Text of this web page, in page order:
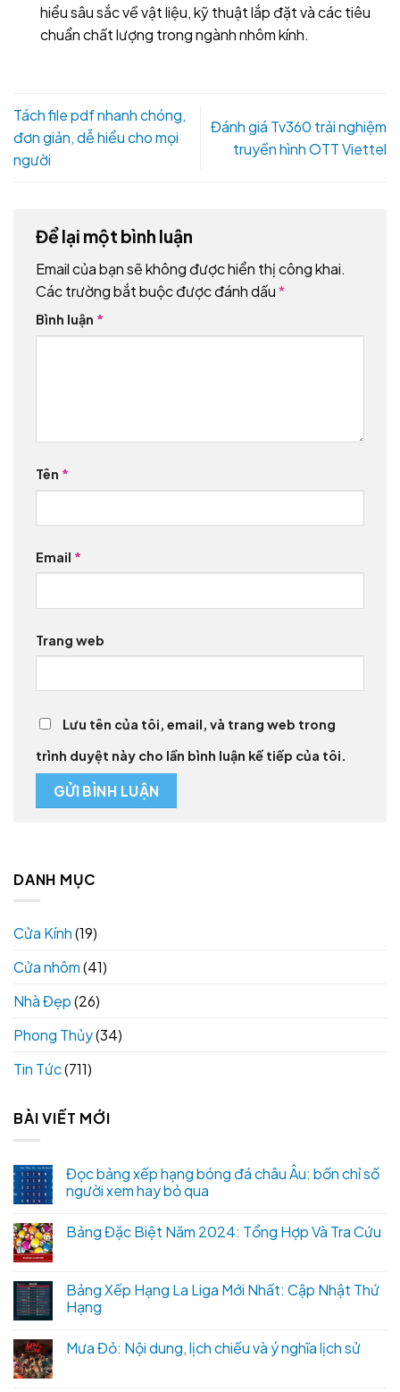
hiểu sâu sắc về vật liệu, kỹ thuật lắp đặt và các tiêu
chuẩn chất lượng trong ngành nhôm kính.
Tách file pdf nhanh chóng,
đơn giản, dễ hiểu cho mọi
người
Đánh giá Tv360 trải nghiệm
truyền hình OTT Viettel
Để lại một bình luận
Email của bạn sẽ không được hiển thị công khai.
Các trường bắt buộc được đánh dấu*
Bình luận *
Tên *
Email *
Trang web
Lưu tên của tôi, email, và trang web trong
trình duyệt này cho lần bình luận kế tiếp của tôi.
DANH MỤC
Cửa Kính(19)
Cửa nhôm(41)
Nhà Đẹp(26)
Phong Thủy(34)
Tin Tức(711)
BÀI VIẾT MỚI
Đọc bảng xếp hạng bóng đá châu Âu: bốn chỉ số
người xem hay bỏ qua
Bảng Đặc Biệt Năm 2024: Tổng Hợp Và Tra Cứu
Bảng Xếp Hạng La Liga Mới Nhất: Cập Nhật Thứ
Hạng
Mưa Đỏ: Nội dung, lịch chiếu và ý nghĩa lịch sử